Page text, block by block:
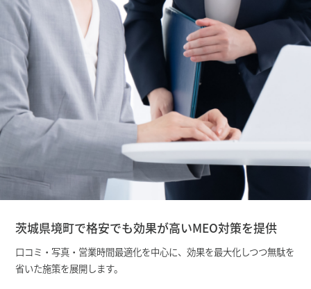
茨城県境町で格安でも効果が高いMEO対策を提供
口コミ・写真・営業時間最適化を中心に、効果を最大化しつつ無駄を
省いた施策を展開します。